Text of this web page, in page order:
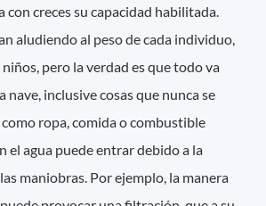
con creces su capacidad habilitada.
aludiendo al peso de cada individuo,
pero la verdad es que todo va
nave, inclusive cosas que nunca se
ropa, comida o combustible
el agua puede entrar debido a la
maniobras. Por ejemplo, la manera